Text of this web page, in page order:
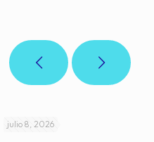
julio 8, 2026